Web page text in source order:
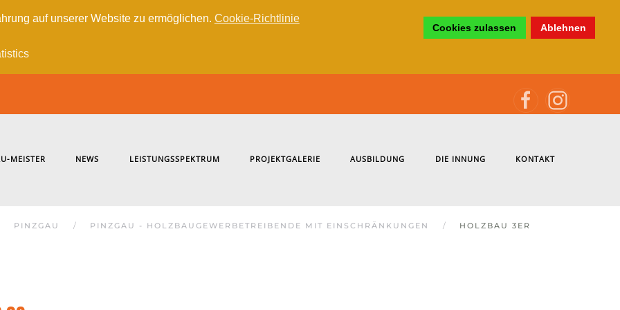
auf unserer Website zu ermöglichen. Cookie-Richtlinie
Cookies zulassen Ablehnen
MEISTER NEWS LEISTUNGSSPEKTRUM PROJEKTGALERIE AUSBILDUNG DIE INNUNG KONTAKT
PINZGAU PINZGAU - HOLZBAUGEWERBETREIBENDE MIT EINSCHRÄNKUNGEN
HOLZBAU 3ER